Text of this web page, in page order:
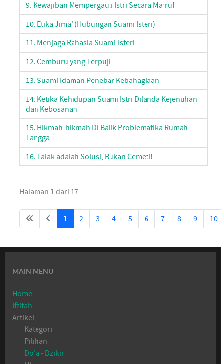
9. Kewajiban Mempergauli Istri Secara Ma’ruf
10. Etika Jima' (Hubungan Suami Isteri)
11. Menjaga Rahasia Suami-Isteri
12. Cemburu yang Terpuji
13. Suami Idaman Penebar Kebahagiaan
14. Ketika Kehidupan Suami Istri Dilanda Kejenuhan
dan Kebosanan
15. Hikmah-hikmah Di Balik Problematika Rumah
Tangga
16. Talak adalah Solusi, Bukan Cemeti!
Halaman 1 dari 17
1 2 3 4 5 6 7 8 9 10
MAIN MENU
Home
Iftitah
Artikel
Kategori
Pilihan
Do'a - Dzikir